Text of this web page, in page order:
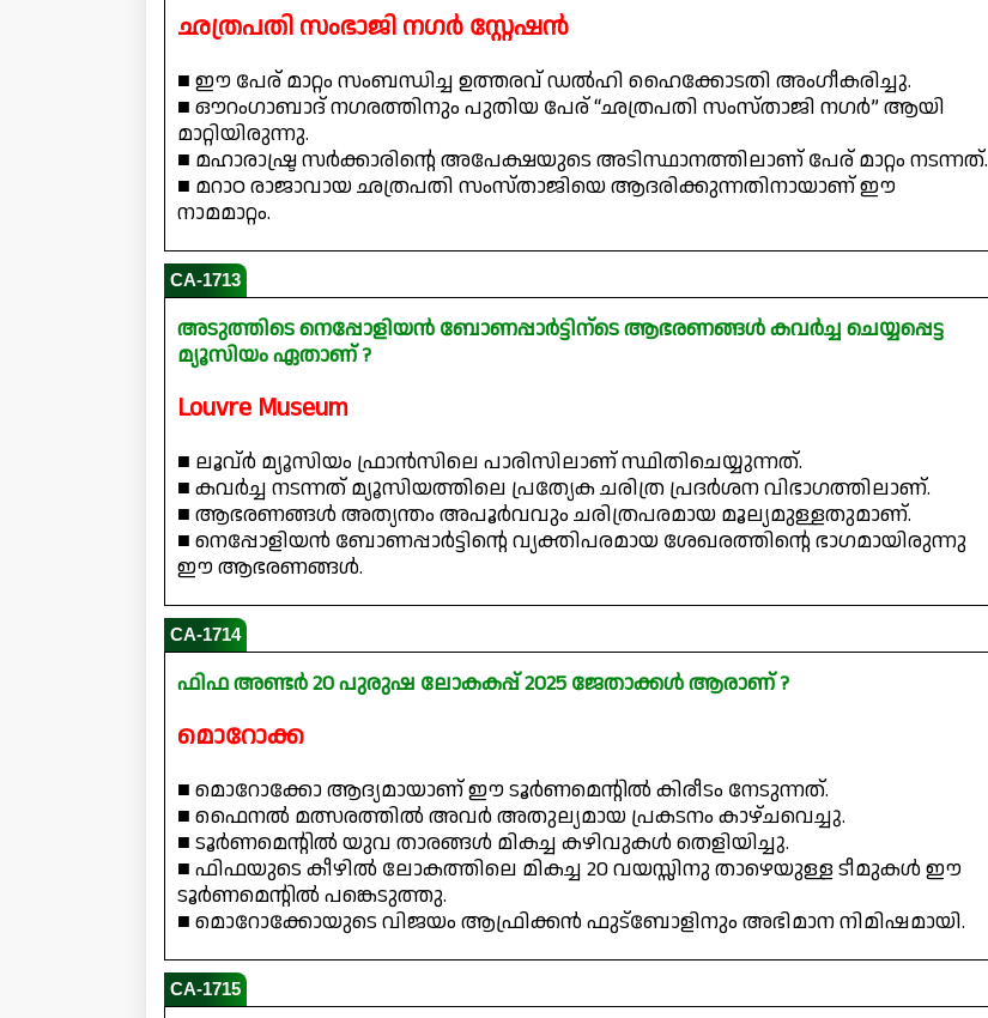
ഛത്രപതി സംഭാജി നഗർ സ്റ്റേഷൻ
■ ഈ പേര് മാറ്റം സംബന്ധിച്ച ഉത്തരവ് ഡൽഹി ഹൈക്കോടതി അംഗീകരിച്ചു.
■ ഔറംഗാബാദ് നഗരത്തിനും പുതിയ പേര് “ഛത്രപതി സംസ്താജി നഗർ” ആയി
മാറ്റിയിരുന്നു.
■ മഹാരാഷ്ട്ര സർക്കാരിന്റെ അപേക്ഷയുടെ അടിസ്ഥാനത്തിലാണ് പേര് മാറ്റം നടന്നത്.
■ മറാഠ രാജാവായ ഛത്രപതി സംസ്താജിയെ ആദരിക്കുന്നതിനായാണ് ഈ
നാമമാറ്റം.
CA-1713
അടുത്തിടെ നെപ്പോളിയൻ ബോണപ്പാർട്ടിന്ടെ ആഭരണങ്ങൾ കവർച്ച ചെയ്യപ്പെട്ട
മ്യൂസിയം ഏതാണ് ?
Louvre Museum
■ ലൂവ്ര്‍ മ്യൂസിയം ഫ്രാൻസിലെ പാരിസിലാണ് സ്ഥിതിചെയ്യുന്നത്.
■ കവർച്ച നടന്നത് മ്യൂസിയത്തിലെ പ്രത്യേക ചരിത്ര പ്രദർശന വിഭാഗത്തിലാണ്.
■ ആഭരണങ്ങൾ അത്യന്തം അപൂർവവും ചരിത്രപരമായ മൂല്യമുള്ളതുമാണ്.
■ നെപ്പോളിയൻ ബോണപ്പാർട്ടിന്റെ വ്യക്തിപരമായ ശേഖരത്തിന്റെ ഭാഗമായിരുന്നു
ഈ ആഭരണങ്ങൾ.
CA-1714
ഫിഫ അണ്ടർ 20 പുരുഷ ലോകകപ്പ് 2025 ജേതാക്കൾ ആരാണ് ?
മൊറോക്ക
■ മൊറോക്കോ ആദ്യമായാണ് ഈ ടൂർണമെന്റിൽ കിരീടം നേടുന്നത്.
■ ഫൈനൽ മത്സരത്തിൽ അവർ അതുല്യമായ പ്രകടനം കാഴ്ചവെച്ചു.
■ ടൂർണമെന്റിൽ യുവ താരങ്ങൾ മികച്ച കഴിവുകൾ തെളിയിച്ചു.
■ ഫിഫയുടെ കീഴിൽ ലോകത്തിലെ മികച്ച 20 വയസ്സിനു താഴെയുള്ള ടീമുകൾ ഈ
ടൂർണമെന്റിൽ പങ്കെടുത്തു.
■ മൊറോക്കോയുടെ വിജയം ആഫ്രിക്കൻ ഫുട്ബോളിനും അഭിമാന നിമിഷമായി.
CA-1715